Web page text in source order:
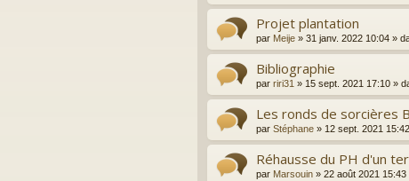
Projet plantation
par Meije » 31 janv. 2022 10:04 »
Bibliographie
par riri31 » 15 sept. 2021 17:10 »
Les ronds de sorcières
par Stéphane » 12 sept. 2021 15:42
Réhausse du PH d'un
par Marsouin » 22 août 2021 15:43